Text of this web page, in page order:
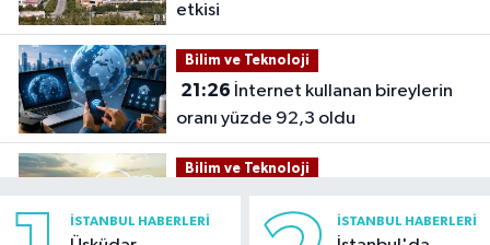
etkisi
Bilim ve Teknoloji
21:26
oranı yüzde 92,3 oldu
Bilim ve Teknoloji
milyona ulaştı
İSTANBUL HABERLERI İSTANBUL HABERLERI